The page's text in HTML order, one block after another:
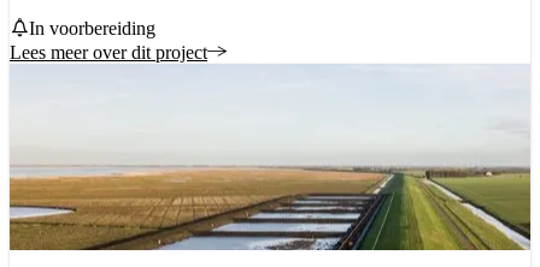
Status
In voorbereiding
Lees meer over dit project